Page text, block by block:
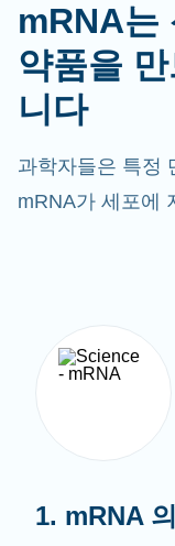
mRNA는
약품을
니다
과학자들은 특정
mRNA가 세포에
1. mRNA